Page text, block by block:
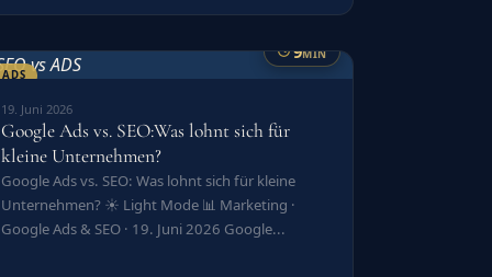
ADS
9MIN
19. Juni 2026
Google Ads vs. SEO:Was lohnt sich für
kleine Unternehmen?
Google Ads vs. SEO: Was lohnt sich für kleine
Unternehmen? ☀️ Light Mode 📊 Marketing ·
Google Ads & SEO · 19. Juni 2026 Google...